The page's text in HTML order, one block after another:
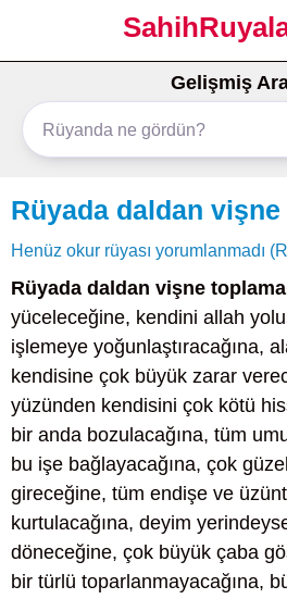
Gelişmiş
Rüyada daldan
Henüz okur rüyası yorumlanmadı
Rüyada daldan vişne
yüceleceğine, kendini allah
işlemeye yoğunlaştıracağına,
kendisine çok büyük zarar
yüzünden kendisini çok kötü
bir anda bozulacağına, tüm
bu işe bağlayacağına, çok
gireceğine, tüm endişe ve
kurtulacağına, deyim
döneceğine, çok büyük çaba
bir türlü toparlanmayacağına,